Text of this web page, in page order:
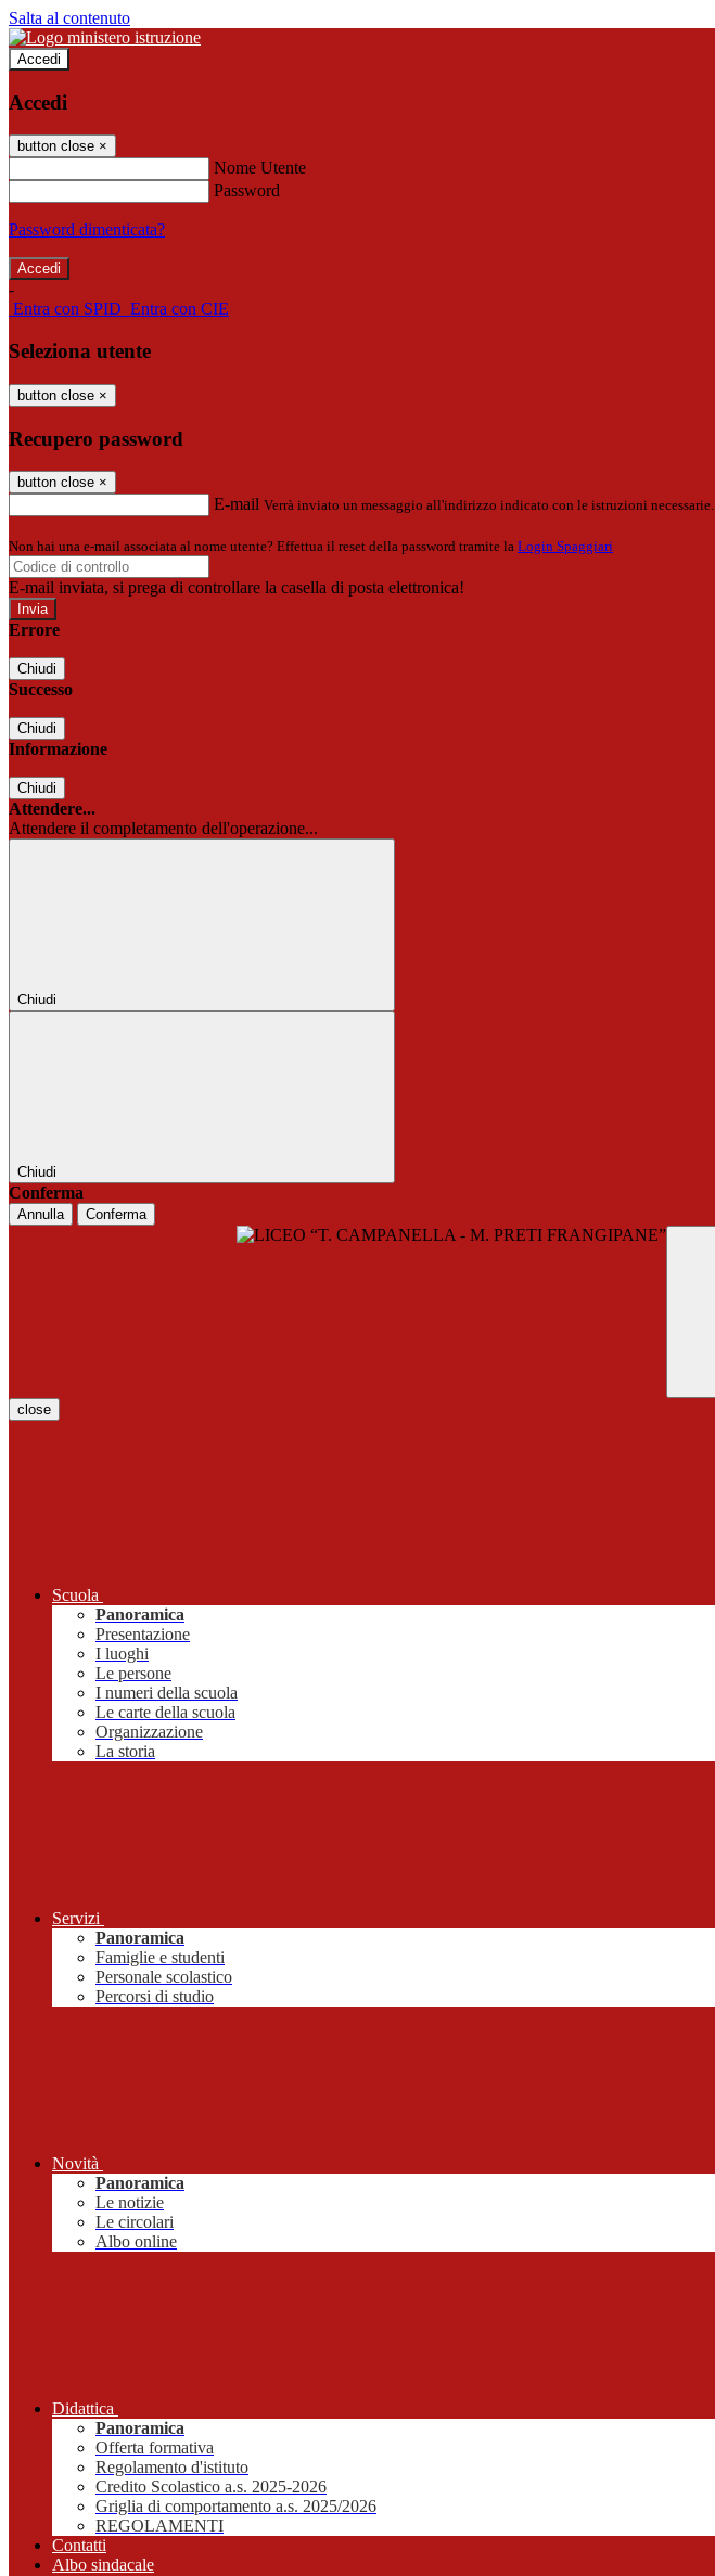
Salta al contenuto
Accedi
Accedi
button close ×
Nome Utente
Password
Password dimenticata?
-
Entra con SPID Entra con CIE
Seleziona utente
button close ×
Recupero password
button close ×
E-mail Verrà inviato un messaggio all'indirizzo indicato con le istruzioni necessarie.
Non hai una e-mail associata al nome utente? Effettua il reset della password tramite la Login Spaggiari
E-mail inviata, si prega di controllare la casella di posta elettronica!
Errore
Chiudi
Successo
Chiudi
Informazione
Chiudi
Attendere...
Attendere il completamento dell'operazione...
Chiudi
Chiudi
Conferma
Annulla Conferma
close
Scuola
Panoramica
Presentazione
I luoghi
Le persone
I numeri della scuola
Le carte della scuola
Organizzazione
La storia
Servizi
Panoramica
Famiglie e studenti
Personale scolastico
Percorsi di studio
Novità
Panoramica
Le notizie
Le circolari
Albo online
Didattica
Panoramica
Offerta formativa
Regolamento d'istituto
Credito Scolastico a.s. 2025-2026
Griglia di comportamento a.s. 2025/2026
REGOLAMENTI
Contatti
Albo sindacale